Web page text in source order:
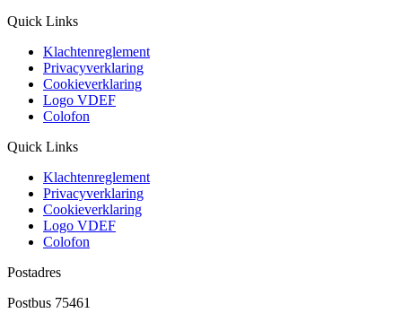
Quick Links
Klachtenreglement
Privacyverklaring
Cookieverklaring
Logo VDEF
Colofon
Quick Links
Klachtenreglement
Privacyverklaring
Cookieverklaring
Logo VDEF
Colofon
Postadres
Postbus 75461